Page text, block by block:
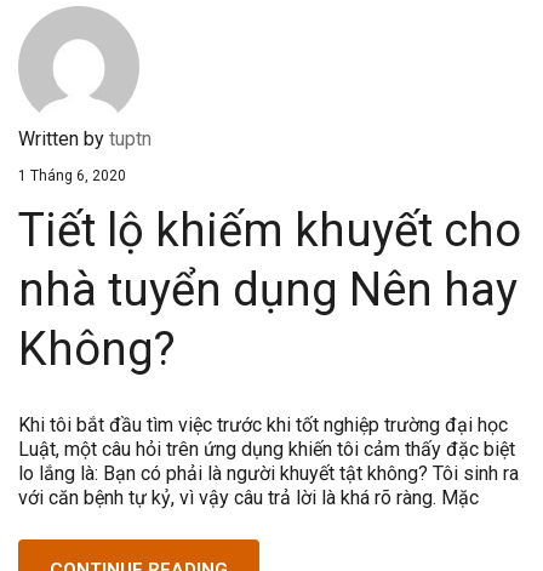
Written by tuptn
1 Tháng 6, 2020
Tiết lộ khiếm khuyết cho
nhà tuyển dụng Nên hay
Không?
Khi tôi bắt đầu tìm việc trước khi tốt nghiệp trường đại học
Luật, một câu hỏi trên ứng dụng khiến tôi cảm thấy đặc biệt
lo lắng là: Bạn có phải là người khuyết tật không? Tôi sinh ra
với căn bệnh tự kỷ, vì vậy câu trả lời là khá rõ ràng. Mặc